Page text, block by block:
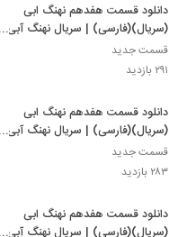
دانلود قسمت هفدهم نهنگ ابی
(سریال)(فارسی) | سریال نهنگ آبی
قسمت 17 هفدهم---- -
قسمت جدید
۲۹۱ بازدید
دانلود قسمت هفدهم نهنگ ابی
(سریال)(فارسی) | سریال نهنگ آبی
قسمت 17 هفدهم- ---
قسمت جدید
۲۸۳ بازدید
دانلود قسمت هفدهم نهنگ ابی
(سریال)(فارسی) | سریال نهنگ آبی